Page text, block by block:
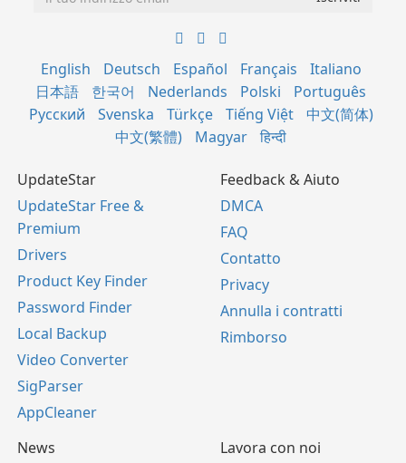
English Deutsch Español Français
Italiano
日本語
한국어 Nederlands Polski
Português
Русский
Svenska Türkçe Tiếng Việt
中文(简体)
中文(繁體)
Magyar हिन्दी
UpdateStar
UpdateStar Free &
Premium
Drivers
Product Key Finder
Password Finder
Local Backup
Video Converter
SigParser
AppCleaner
Feedback & Aiuto
DMCA
FAQ
Contatto
Privacy
Annulla i contratti
Rimborso
News
Lavora con noi